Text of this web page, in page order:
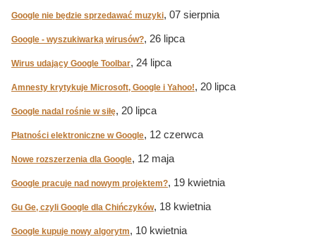
Google nie będzie sprzedawać muzyki, 07 sierpnia
Google - wyszukiwarką wirusów?, 26 lipca
Wirus udający Google Toolbar, 24 lipca
Amnesty krytykuje Microsoft, Google i Yahoo!, 20 lipca
Google nadal rośnie w siłę, 20 lipca
Płatności elektroniczne w Google, 12 czerwca
Nowe rozszerzenia dla Google, 12 maja
Google pracuje nad nowym projektem?, 19 kwietnia
Gu Ge, czyli Google dla Chińczyków, 18 kwietnia
Google kupuje nowy algorytm, 10 kwietnia